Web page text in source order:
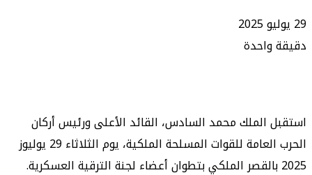
محمد السادس، القائد الأعلى ورئيس أركان
الحرب العامة للقوات المسلحة الملكية، يوم الثلاثاء 29 يوليوز